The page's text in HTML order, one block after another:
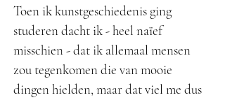
Toen ik kunstgeschiedenis ging
studeren dacht ik - heel naïef
misschien - dat ik allemaal mensen
zou tegenkomen die van mooie
dingen hielden, maar dat viel me dus